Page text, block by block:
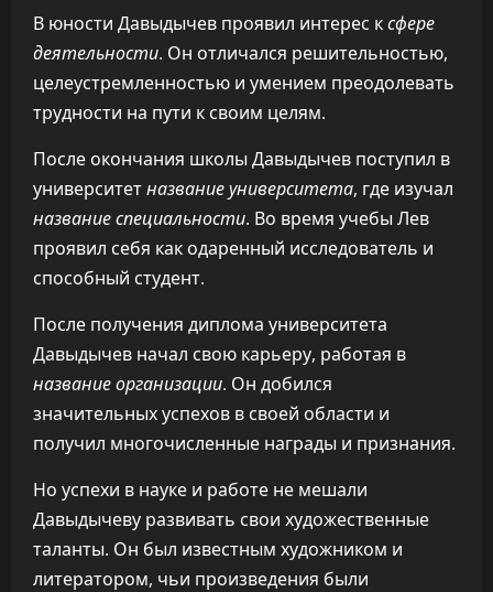
В юности Давыдычев проявил интерес ксфере
деятельности. Он отличался решительностью,
целеустремленностью и умением преодолевать
трудности на пути к своим целям.
После окончания школы Давыдычев поступил в
университетназвание университета, где изучал
название специальности. Во время учебы Лев
проявил себя как одаренный исследователь и
способный студент.
После получения диплома университета
Давыдычев начал свою карьеру, работая в
название организации. Он добился
значительных успехов в своей области и
получил многочисленные награды и признания.
Но успехи в науке и работе не мешали
Давыдычеву развивать свои художественные
таланты. Он был известным художником и
литератором, чьи произведения были